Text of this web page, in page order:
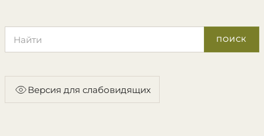
ПОИСК
Версия для слабовидящих